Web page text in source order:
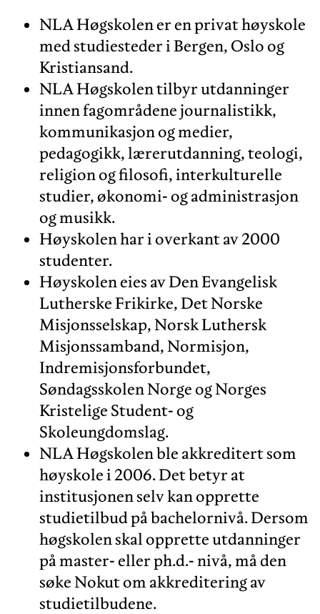
NLA Høgskolen er en privat høyskole
med studiesteder i Bergen, Oslo og
Kristiansand.
NLA Høgskolen tilbyr utdanninger
innen fagområdene journalistikk,
kommunikasjon og medier,
pedagogikk, lærerutdanning, teologi,
religion og filosofi, interkulturelle
studier, økonomi- og administrasjon
og musikk.
Høyskolen har i overkant av 2000
studenter.
Høyskolen eies av Den Evangelisk
Lutherske Frikirke, Det Norske
Misjonsselskap, Norsk Luthersk
Misjonssamband, Normisjon,
Indremisjonsforbundet,
Søndagsskolen Norge og Norges
Kristelige Student- og
Skoleungdomslag.
NLA Høgskolen ble akkreditert som
høyskole i 2006. Det betyr at
institusjonen selv kan opprette
studietilbud på bachelornivå. Dersom
høgskolen skal opprette utdanninger
på master- eller ph.d.- nivå, må den
søke Nokut om akkreditering av
studietilbudene.